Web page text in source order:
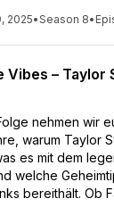
2025•Season 8•
Vibes – Taylor
nehmen wir
warum Taylor
es mit dem
welche
bereithält. Ob